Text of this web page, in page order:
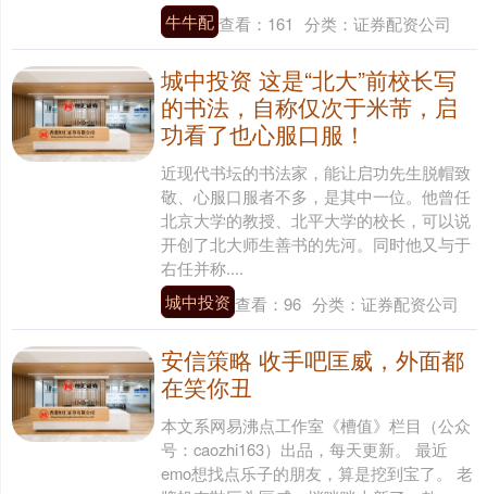
牛牛配查看： 161 分类： 证券配资公司
城中投资 这是“北大”前校长写
的书法，自称仅次于米芾，启
功看了也心服口服！
近现代书坛的书法家，能让启功先生脱帽致
敬、心服口服者不多，是其中一位。他曾任
北京大学的教授、北平大学的校长，可以说
开创了北大师生善书的先河。同时他又与于
右任并称....
城中投资 查看： 96 分类： 证券配资公司
安信策略 收手吧匡威，外面都
在笑你丑
本文系网易沸点工作室《槽值》栏目（公众
号：caozhi163）出品，每天更新。 最近
emo想找点乐子的朋友，算是挖到宝了。 老